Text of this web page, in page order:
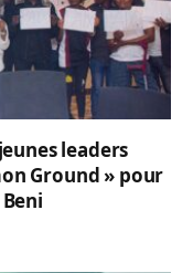
leaders
Ground » pour